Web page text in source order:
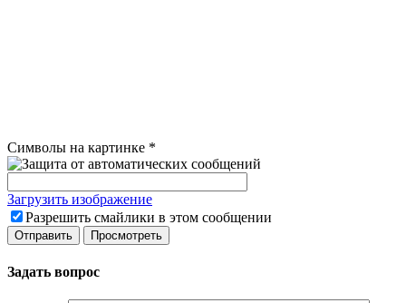
Символы на картинке *
Загрузить изображение
Разрешить смайлики в этом сообщении
Задать вопрос